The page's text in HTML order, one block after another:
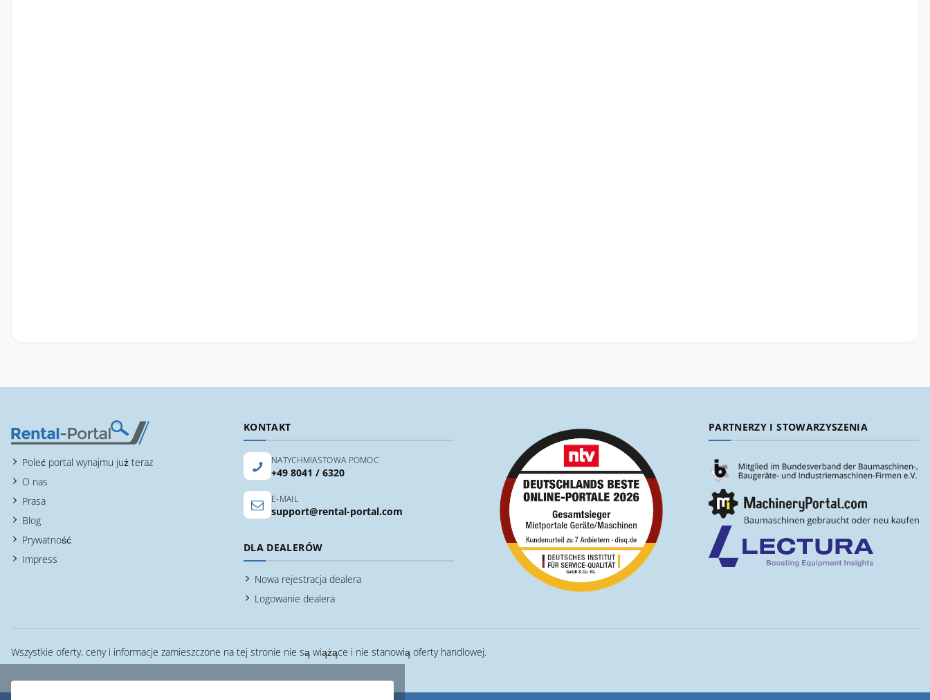
Poleć portal wynajmu już teraz
O nas
Prasa
Blog
Prywatność
Impress
KONTAKT
NATYCHMIASTOWA POMOC
+49 8041 / 6320
E-MAIL
support@rental-portal.com
DLA DEALERÓW
Nowa rejestracja dealera
Logowanie dealera
PARTNERZY I STOWARZYSZENIA
Wszystkie oferty, ceny i informacje zamieszczone na tej stronie nie są wiążące i nie stanowią oferty handlowej.